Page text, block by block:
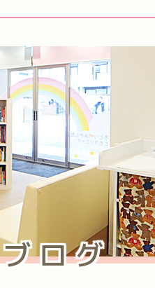
ログ